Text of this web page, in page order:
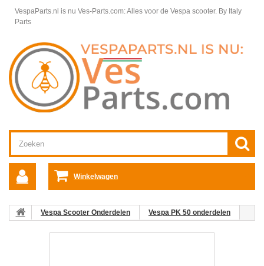
VespaParts.nl is nu Ves-Parts.com: Alles voor de Vespa scooter. By Italy
Parts
Winkelwagen
Vespa Scooter Onderdelen
Vespa PK 50 onderdelen